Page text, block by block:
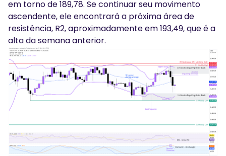
em torno de 189,78. Se continuar seu movimento
ascendente, ele encontrará a próxima área de
resistência, R2, aproximadamente em 193,49, que é a
alta da semana anterior.